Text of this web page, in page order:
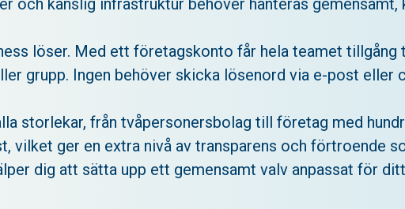
och känslig infrastruktur behöver hanteras
löser. Med ett företagskonto får hela teamet
grupp. Ingen behöver skicka lösenord via e-post eller
storlekar, från tvåpersonersbolag till företag med
vilket ger en extra nivå av transparens och förtroende
dig att sätta upp ett gemensamt valv anpassat för